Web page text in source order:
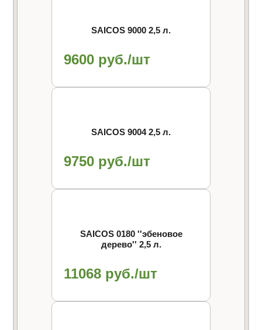
SAICOS 9000 2,5 л.
9600 руб./шт
SAICOS 9004 2,5 л.
9750 руб./шт
SAICOS 0180 ''эбеновое
дерево'' 2,5 л.
11068 руб./шт